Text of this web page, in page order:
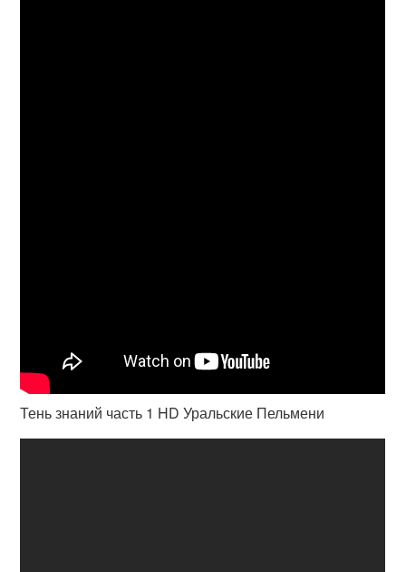
Тень знаний часть 1 HD Уральские Пельмени